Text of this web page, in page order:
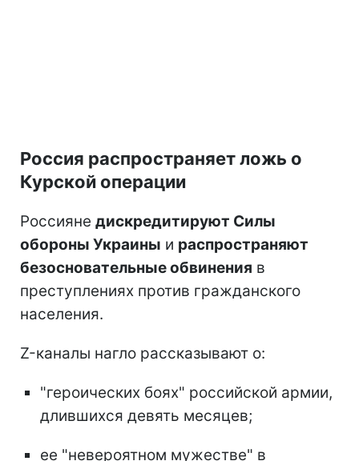
Россия распространяет ложь о
Курской операции
Россияне дискредитируют Силы
обороны Украины и распространяют
безосновательные обвинения в
преступлениях против гражданского
населения.
Z-каналы нагло рассказывают о:
"героических боях" российской армии,
длившихся девять месяцев;
ее "невероятном мужестве" в